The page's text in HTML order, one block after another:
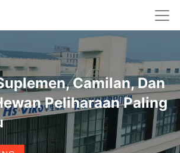
Camilan, Dan
Peliharaan Paling